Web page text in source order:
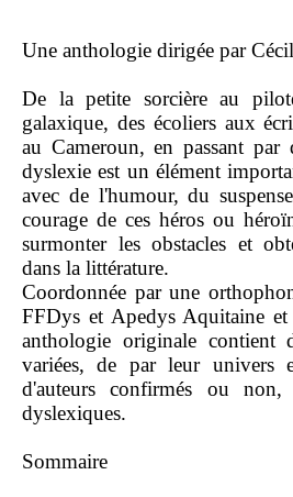
Une anthologie dirigée par
De la petite sorcière au
galaxique, des écoliers aux
au Cameroun, en passant par
dyslexie est un élément
avec de l'humour, du
courage de ces héros ou
surmonter les obstacles et
dans la littérature.
Coordonnée par une
FFDys et Apedys Aquitaine et
anthologie originale contient
variées, de par leur univers
d'auteurs confirmés ou non,
dyslexiques.
Sommaire